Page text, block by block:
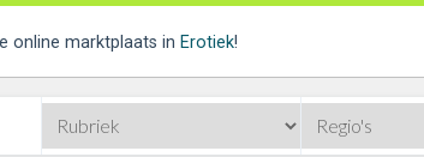
online marktplaats in Erotiek!